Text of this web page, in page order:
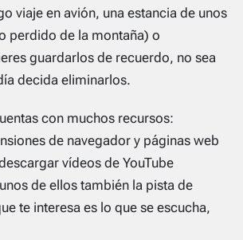
viaje en avión, una estancia de unos
perdido de la montaña) o
guardarlos de recuerdo, no sea
decida eliminarlos.
con muchos recursos:
de navegador y páginas web
vídeos de YouTube
de ellos también la pista de
te interesa es lo que se escucha,